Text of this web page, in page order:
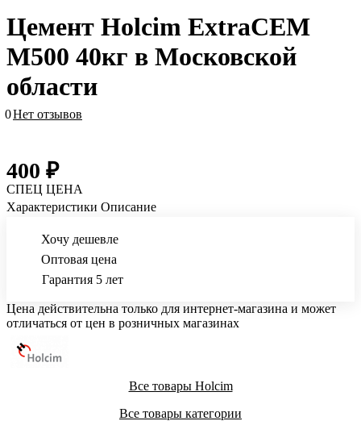
Цемент Holcim ExtraCEM
М500 40кг в Московской
области
0Нет отзывов
400 ₽
СПЕЦ ЦЕНА
Характеристики Описание
Хочу дешевле
Оптовая цена
Гарантия 5 лет
Цена действительна только для интернет-магазина и может
отличаться от цен в розничных магазинах
Все товары Holcim
Все товары категории